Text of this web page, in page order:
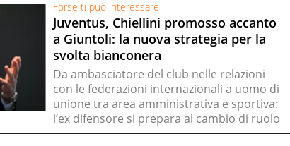
Forse ti può interessare
Juventus, Chiellini promosso accanto
a Giuntoli: la nuova strategia per la
svolta bianconera
Da ambasciatore del club nelle relazioni
con le federazioni internazionali a uomo di
unione tra area amministrativa e sportiva:
l’ex difensore si prepara al cambio di ruolo